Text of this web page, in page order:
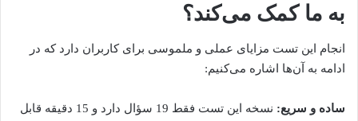
به ما کمک می‌کند؟
انجام این تست مزایای عملی و ملموسی برای کاربران دارد که در
ادامه به آن‌ها اشاره می‌کنیم:
ساده و سریع:
نسخه این تست فقط 19 سؤال دارد و 15 دقیقه قابل